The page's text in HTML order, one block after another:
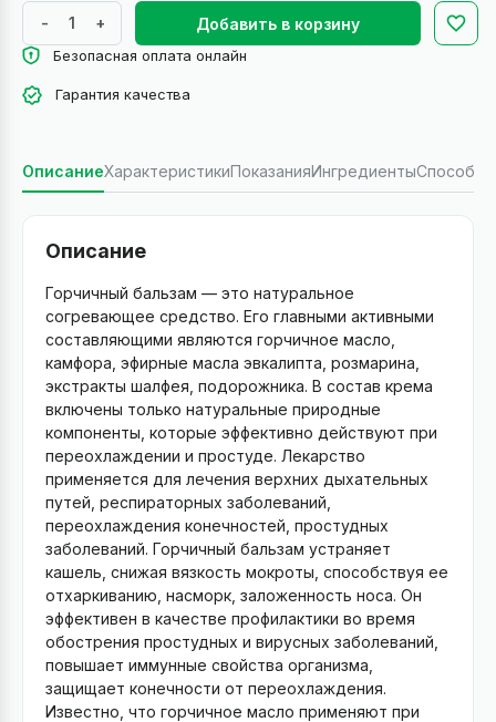
- + Добавить в корзину
Безопасная оплата онлайн
Гарантия качества
ОписаниеХарактеристикиПоказанияИнгредиентыСпособ
Описание
Горчичный бальзам — это натуральное
согревающее средство. Его главными активными
составляющими являются горчичное масло,
камфора, эфирные масла эвкалипта, розмарина,
экстракты шалфея, подорожника. В состав крема
включены только натуральные природные
компоненты, которые эффективно действуют при
переохлаждении и простуде. Лекарство
применяется для лечения верхних дыхательных
путей, респираторных заболеваний,
переохлаждения конечностей, простудных
заболеваний. Горчичный бальзам устраняет
кашель, снижая вязкость мокроты, способствуя ее
отхаркиванию, насморк, заложенность носа. Он
эффективен в качестве профилактики во время
обострения простудных и вирусных заболеваний,
повышает иммунные свойства организма,
защищает конечности от переохлаждения.
Известно, что горчичное масло применяют при